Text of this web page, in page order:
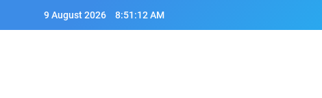
9 August 2026 8:51:13 AM